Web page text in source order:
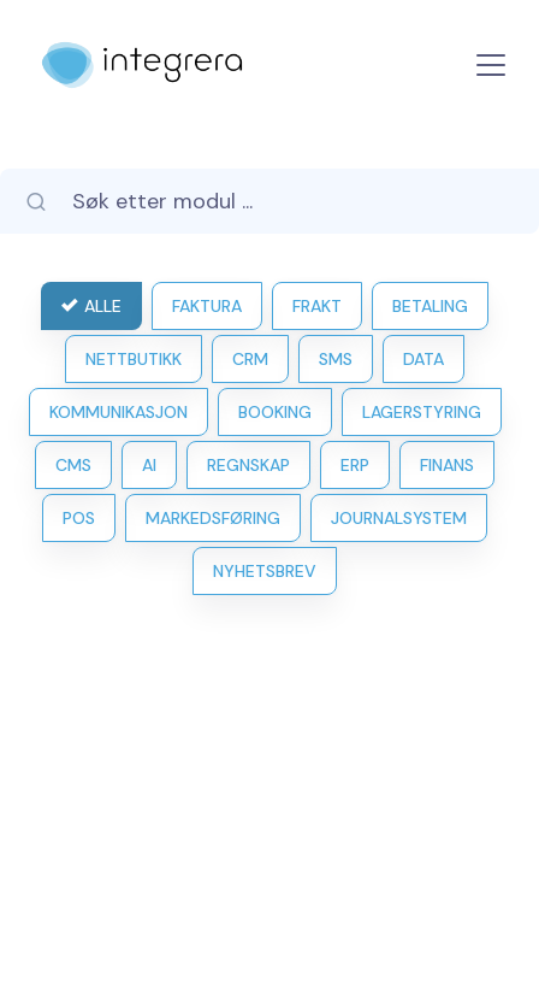
ALLE FAKTURA FRAKT BETALING
NETTBUTIKK CRM SMS DATA
KOMMUNIKASJON BOOKING LAGERSTYRING
CMS AI REGNSKAP ERP FINANS
POS MARKEDSFØRING JOURNALSYSTEM
NYHETSBREV